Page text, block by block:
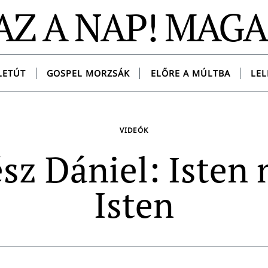
A NAP!
GOSPEL MORZSÁK ELŐRE A MÚLTBA
VIDEÓK
Dániel: Isten
Isten